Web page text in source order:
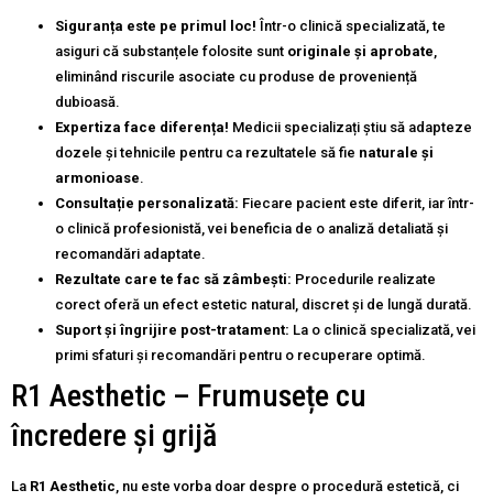
Siguranța este pe primul loc! Într-o clinică specializată, te
asiguri că substanțele folosite sunt originale și aprobate
eliminând riscurile asociate cu produse de proveniență
dubioasă.
Expertiza face diferența! Medicii specializați știu să adapteze
dozele și tehnicile pentru ca rezultatele să fie naturale și
armonioase.
Consultație personalizată: Fiecare pacient este diferit, iar într-
o clinică profesionistă, vei beneficia de o analiză detaliată și
recomandări adaptate.
Rezultate care te fac să zâmbești: Procedurile realizate
corect oferă un efect estetic natural, discret și de lungă durată.
Suport și îngrijire post-tratament: La o clinică specializată, vei
primi sfaturi și recomandări pentru o recuperare optimă.
R1 Aesthetic – Frumusețe cu
încredere și grijă
La R1 Aesthetic , nu este vorba doar despre o procedură estetică, ci